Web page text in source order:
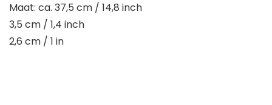
Maat: ca. 37,5 cm / 14,8 inch
3,5 cm / 1,4 inch
2,6 cm / 1 in